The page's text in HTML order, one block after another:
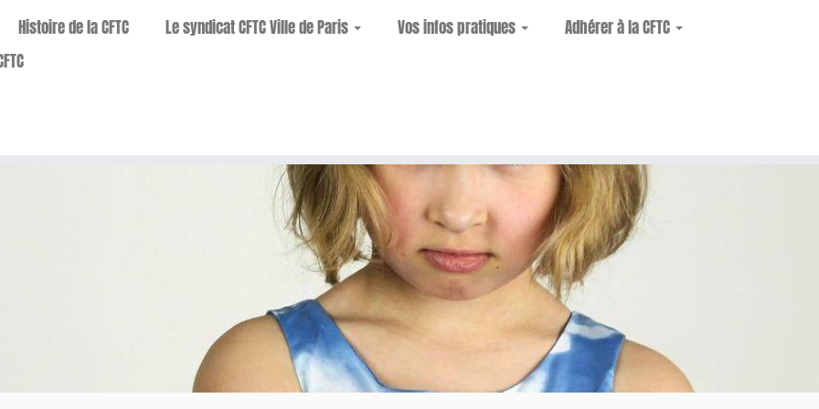
Histoire de la CFTC Le syndicat CFTC Ville de Paris Vos infos pratiques
Adhérer à la CFTC